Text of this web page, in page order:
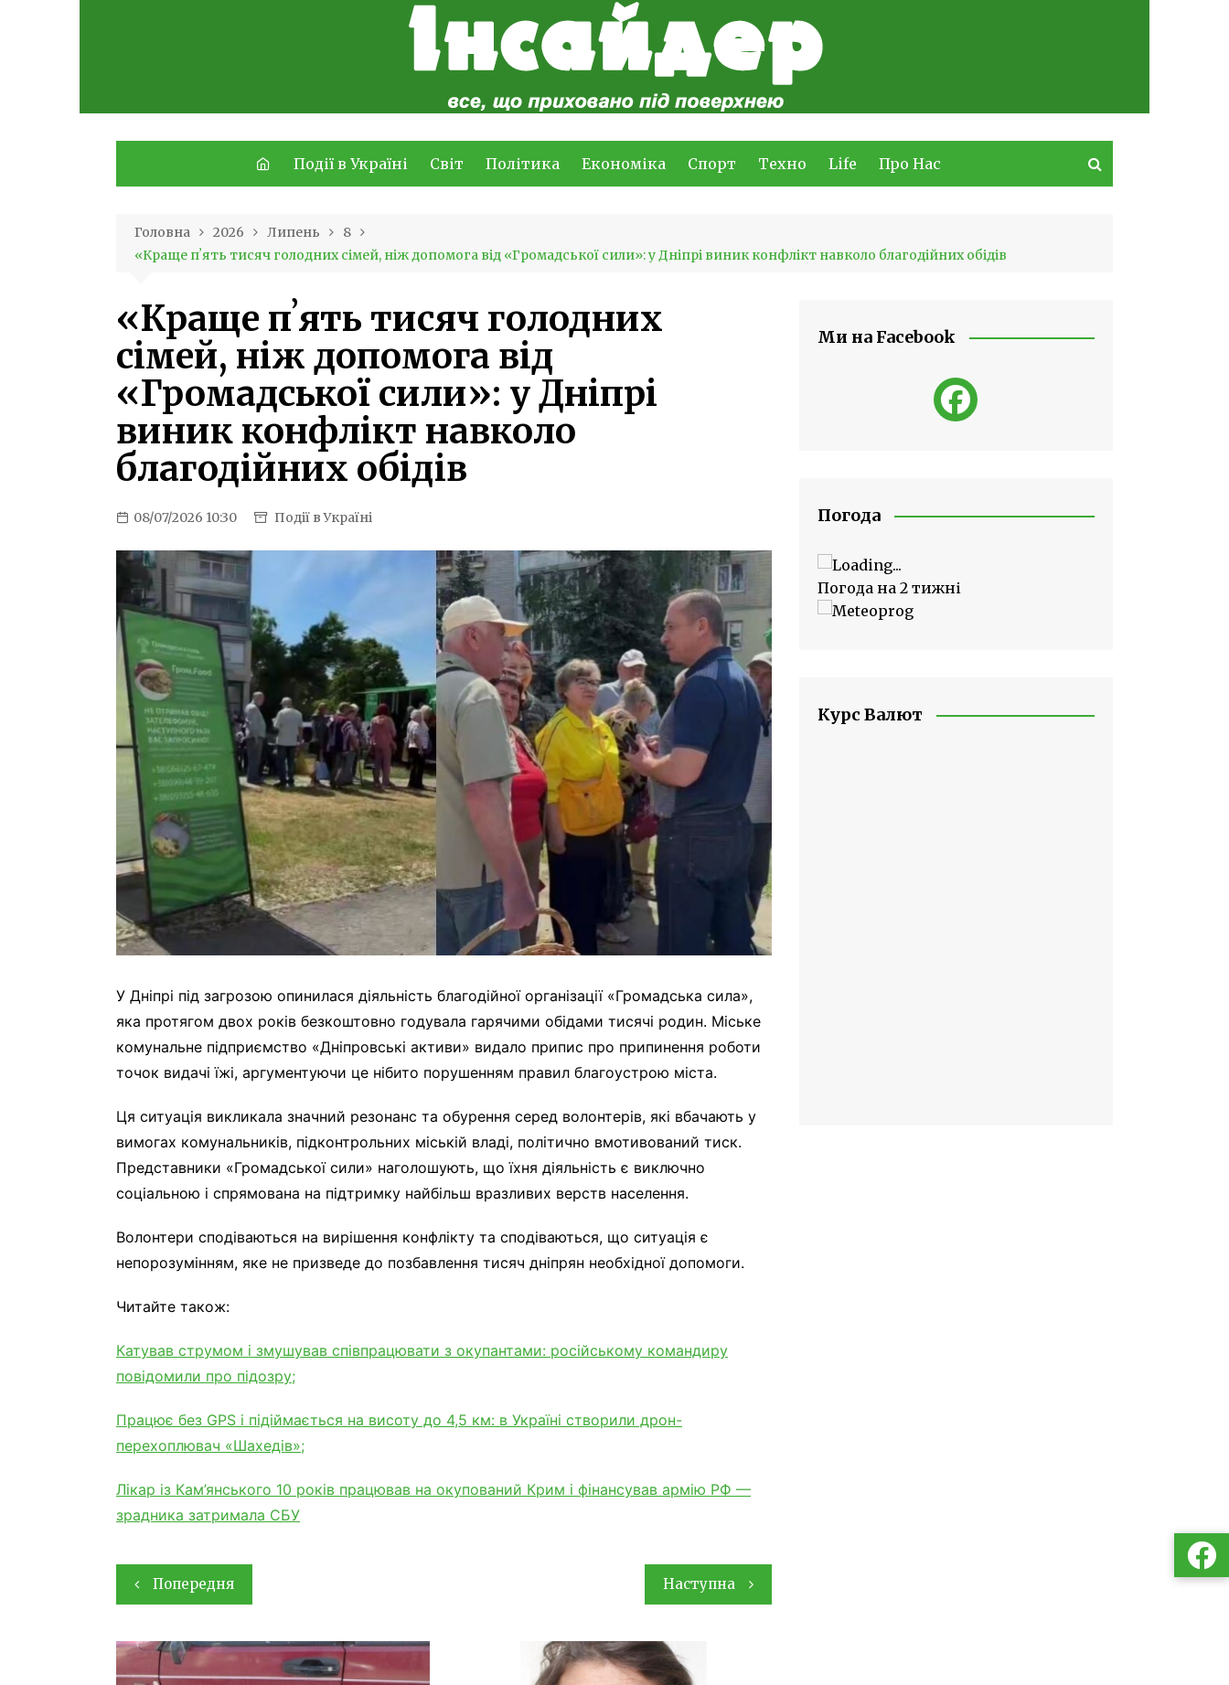
Події в Україні Світ Політика Економіка Спорт Техно Life Про Нас
Головна 2026 Липень
8
«Краще пʼять тисяч голодних сімей, ніж допомога від «Громадської сили»: у Дніпрі виник конфлікт навколо благодійних обідів
«Краще пʼять тисяч голодних
сімей, ніж допомога від
«Громадської сили»: у Дніпрі
виник конфлікт навколо
благодійних обідів
08/07/2026 10:30 Події в Україні
У Дніпрі під загрозою опинилася діяльність благодійної організації «Громадська сила»,
яка протягом двох років безкоштовно годувала гарячими обідами тисячі родин. Міське
комунальне підприємство «Дніпровські активи» видало припис про припинення роботи
точок видачі їжі, аргументуючи це нібито порушенням правил благоустрою міста.
Ця ситуація викликала значний резонанс та обурення серед волонтерів, які вбачають у
вимогах комунальників, підконтрольних міській владі, політично вмотивований тиск.
Представники «Громадської сили» наголошують, що їхня діяльність є виключно
соціальною і спрямована на підтримку найбільш вразливих верств населення.
Волонтери сподіваються на вирішення конфлікту та сподіваються, що ситуація є
непорозумінням, яке не призведе до позбавлення тисяч дніпрян необхідної допомоги.
Читайте також:
Катував струмом і змушував співпрацювати з окупантами: російському командиру
повідомили про підозру;
Працює без GPS і підіймається на висоту до 4,5 км: в Україні створили дрон-
перехоплювач «Шахедів»;
Лікар із Кам’янського 10 років працював на окупований Крим і фінансував армію РФ —
зрадника затримала СБУ
Навігація
записів
Попередня Наступна
Ми на Facebook
Погода
Погода на 2 тижні
Курс Валют